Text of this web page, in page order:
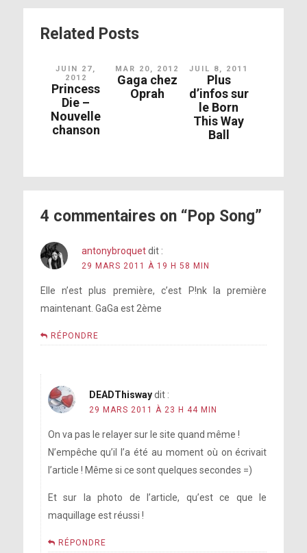
Related Posts
JUIN 27,
2012
Princess
Die –
Nouvelle
chanson
MAR 20, 2012
Gaga chez
Oprah
JUIL 8, 2011
Plus
d’infos sur
le Born
This Way
Ball
4 commentaires on “Pop Song”
antonybroquet dit :
29 MARS 2011 À 19 H 58 MIN
Elle n’est plus première, c’est P!nk la première
maintenant. GaGa est 2ème
RÉPONDRE
DEADThisway dit :
29 MARS 2011 À 23 H 44 MIN
On va pas le relayer sur le site quand même !
N’empêche qu’il l’a été au moment où on écrivait
l’article ! Même si ce sont quelques secondes =)
Et sur la photo de l’article, qu’est ce que le
maquillage est réussi !
RÉPONDRE